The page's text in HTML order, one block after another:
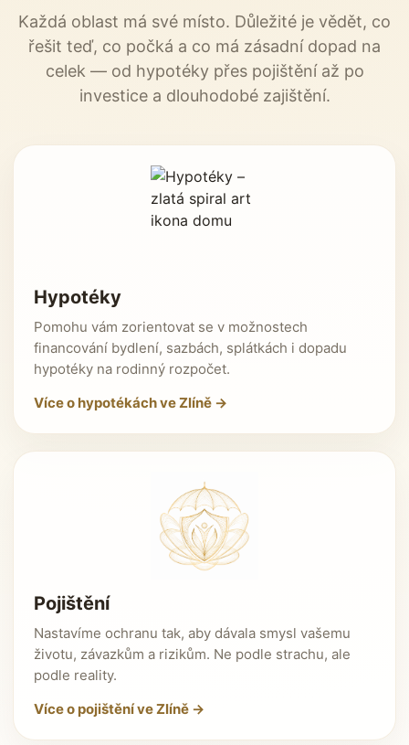
Každá oblast má své místo. Důležité je vědět, co
řešit teď, co počká a co má zásadní dopad na
celek — od hypotéky přes pojištění až po
investice a dlouhodobé zajištění.
Hypotéky
Pomohu vám zorientovat se v možnostech
financování bydlení, sazbách, splátkách i dopadu
hypotéky na rodinný rozpočet.
Více o hypotékách ve Zlíně →
Pojištění
Nastavíme ochranu tak, aby dávala smysl vašemu
životu, závazkům a rizikům. Ne podle strachu, ale
podle reality.
Více o pojištění ve Zlíně →